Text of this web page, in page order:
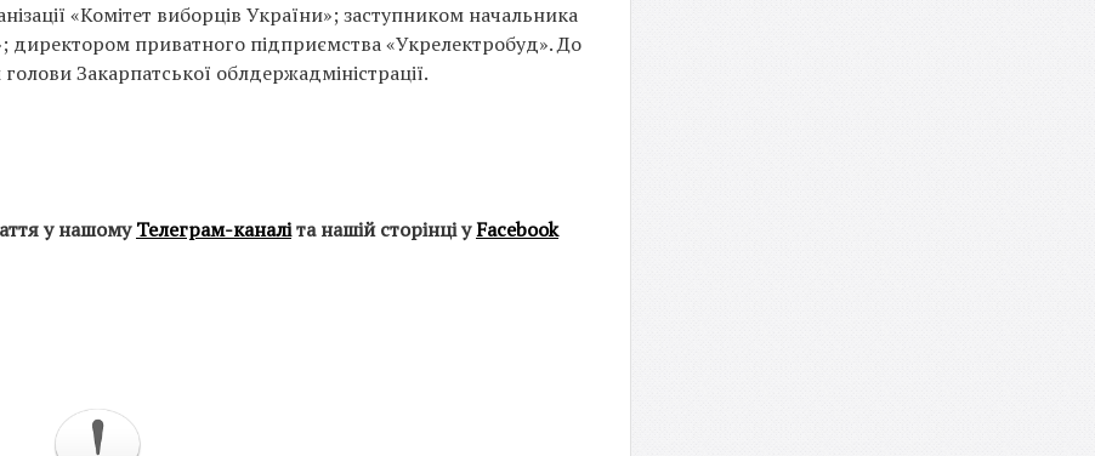
«Комітет виборців України»; заступником начальника
директором приватного підприємства «Укрелектробуд». До
Закарпатської облдержадміністрації.
у нашомуТелеграм-каналіта нашій сторінці уFacebook